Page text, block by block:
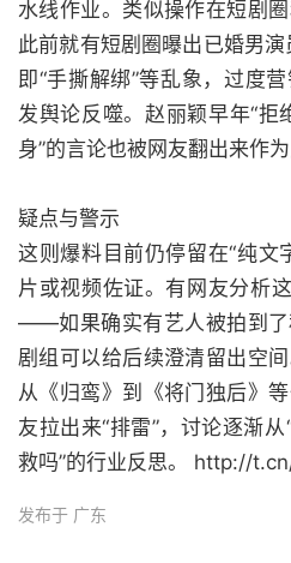
水线作业。类似操作在短剧
此前就有短剧圈曝出已婚男
即“手撕解绑”等乱象，过度
发舆论反噬。赵丽颖早年“拒
身”的言论也被网友翻出来作为
疑点与警示
这则爆料目前仍停留在“纯文
片或视频佐证。有网友分析
——如果确实有艺人被拍到了
剧组可以给后续澄清留出空
从《归鸾》到《将门独后》
友拉出来“排雷”，讨论逐渐
救吗”的行业反思。 http://
发布于 广东